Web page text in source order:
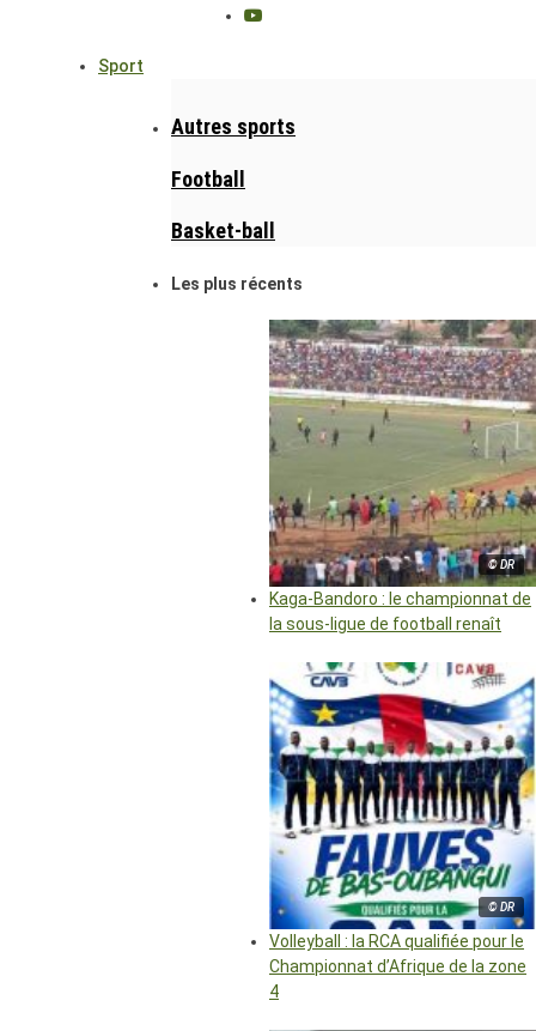
Sport
Autres sports
Football
Basket-ball
Les plus récents
© DR
Kaga-Bandoro : le championnat de
la sous-ligue de football renaît
© DR
Volleyball : la RCA qualifiée pour le
Championnat d’Afrique de la zone
4